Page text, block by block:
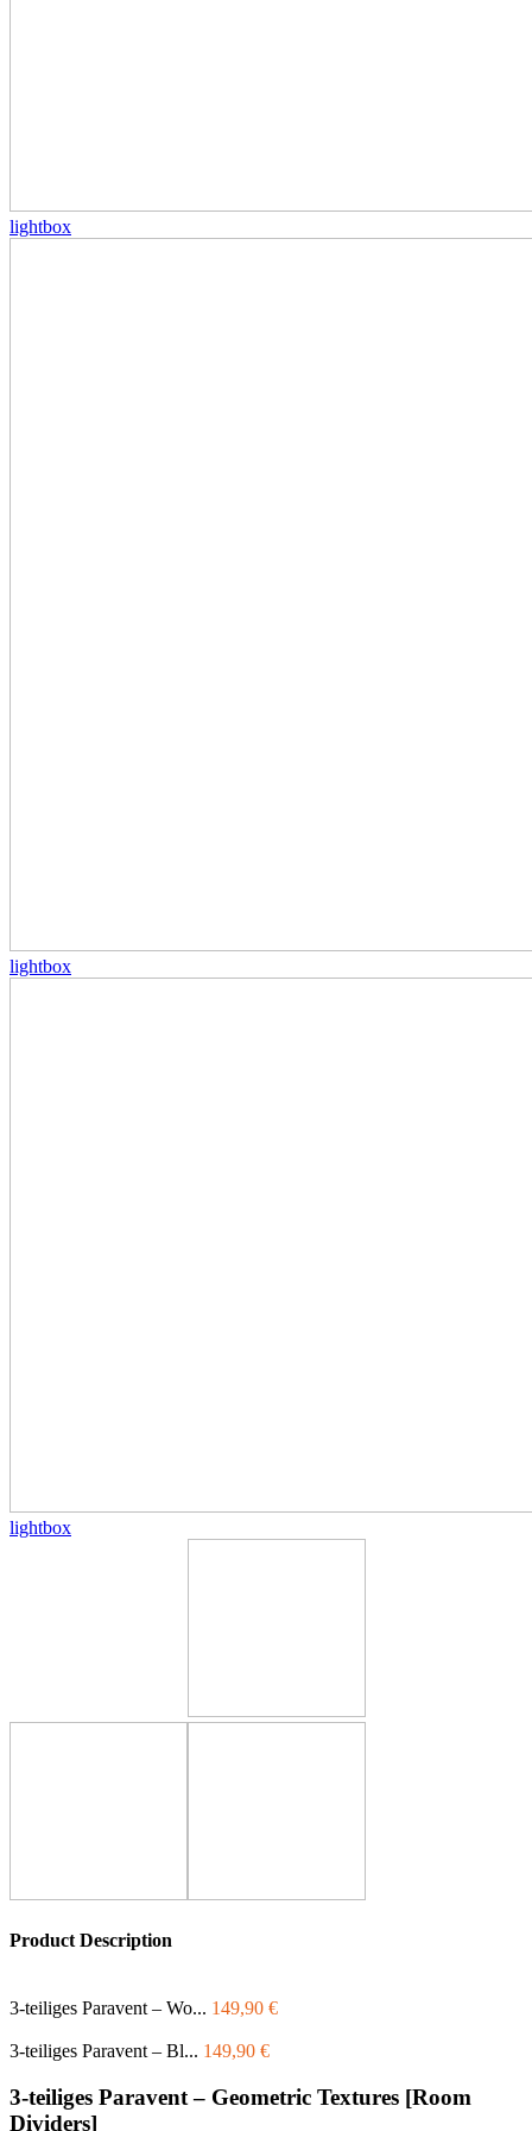
lightbox
lightbox
lightbox
Product Description
3-teiliges Paravent – Wo... 149,90 €
3-teiliges Paravent – Bl... 149,90 €
3-teiliges Paravent – Geometric Textures [Room
Dividers]